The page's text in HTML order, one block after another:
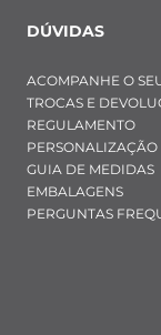
DÚVIDAS
ACOMPANHE O
TROCAS E
REGULAMENTO
PERSONALIZAÇÃO
GUIA DE MEDIDAS
EMBALAGENS
PERGUNTAS